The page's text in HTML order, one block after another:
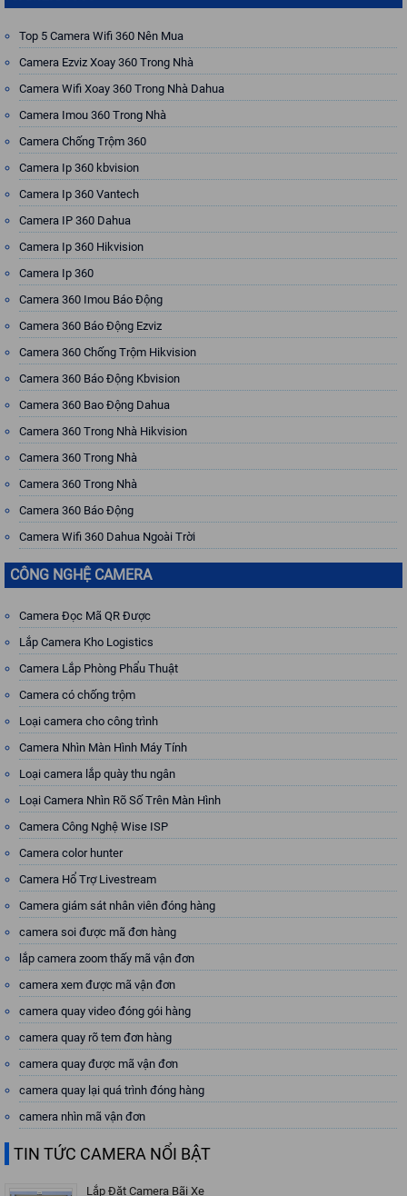
Top 5 Camera Wifi 360 Nên Mua
Camera Ezviz Xoay 360 Trong Nhà
Camera Wifi Xoay 360 Trong Nhà Dahua
Camera Imou 360 Trong Nhà
Camera Chống Trộm 360
Camera Ip 360 kbvision
Camera Ip 360 Vantech
Camera IP 360 Dahua
Camera Ip 360 Hikvision
Camera Ip 360
Camera 360 Imou Báo Động
Camera 360 Báo Động Ezviz
Camera 360 Chống Trộm Hikvision
Camera 360 Báo Động Kbvision
Camera 360 Bao Động Dahua
Camera 360 Trong Nhà Hikvision
Camera 360 Trong Nhà
Camera 360 Trong Nhà
Camera 360 Báo Động
Camera Wifi 360 Dahua Ngoài Trời
CÔNG NGHỆ CAMERA
Camera Đọc Mã QR Được
Lắp Camera Kho Logistics
Camera Lắp Phòng Phẩu Thuật
Camera có chống trộm
Loại camera cho công trình
Camera Nhìn Màn Hình Máy Tính
Loại camera lắp quày thu ngân
Loại Camera Nhìn Rõ Số Trên Màn Hình
Camera Công Nghệ Wise ISP
Camera color hunter
Camera Hổ Trợ Livestream
Camera giám sát nhân viên đóng hàng
camera soi được mã đơn hàng
lắp camera zoom thấy mã vận đơn
camera xem được mã vận đơn
camera quay video đóng gói hàng
camera quay rõ tem đơn hàng
camera quay được mã vận đơn
camera quay lại quá trình đóng hàng
camera nhìn mã vận đơn
TIN TỨC CAMERA NỔI BẬT
Lắp Đặt Camera Bãi Xe